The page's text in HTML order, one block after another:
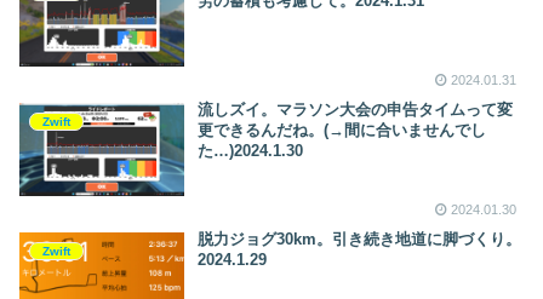
2024.01.31
Zwift
流しズイ。マラソン大会の申告タイムって変
更できるんだね。(→間に合いませんでし
た…)2024.1.30
2024.01.30
Zwift
脱力ジョグ30km。引き続き地道に脚づくり。
2024.1.29